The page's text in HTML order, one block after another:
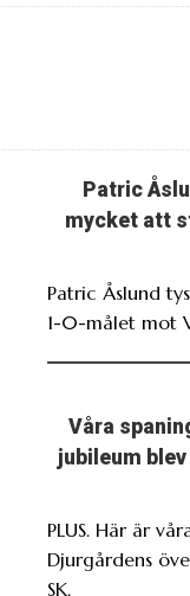
Patric
mycket att
Patric Åslund
1-0-målet mot
Våra
jubileum
PLUS. Här är
Djurgårdens
SK.